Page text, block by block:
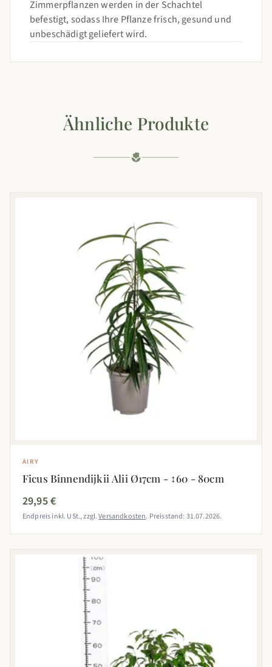
Zimmerpflanzen werden in der Schachtel
befestigt, sodass Ihre Pflanze frisch, gesund und
unbeschädigt geliefert wird.
Ähnliche Produkte
AIRY
Ficus Binnendijkii Alii Ø17cm - ↕60 - 80cm
29,95 €
Endpreis inkl. USt., zzgl.Versandkosten. Preisstand: 31.07.2026.